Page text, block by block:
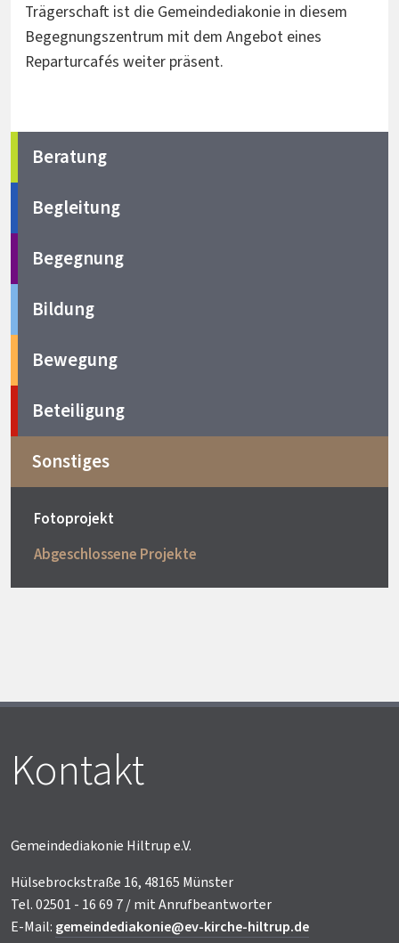
Trägerschaft ist die Gemeindediakonie in diesem
Begegnungszentrum mit dem Angebot eines
Reparturcafés weiter präsent.
Beratung
Begleitung
Begegnung
Bildung
Bewegung
Beteiligung
Sonstiges
Fotoprojekt
Abgeschlossene Projekte
Kontakt
Gemeindediakonie Hiltrup e.V.
Hülsebrockstraße 16, 48165 Münster
Tel. 02501 - 16 69 7 / mit Anrufbeantworter
E-Mail: gemeindediakonie@ev-kirche-hiltrup.de